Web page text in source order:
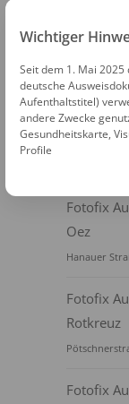
Fotofix
Oez
Hanauer
Fotofix
Rotkreuz
Fotofix
Wichtiger
Seit dem 1. Mai
deutsche
Aufenthaltstitel)
andere Zwecke
Gesundheitskarte,
Profile